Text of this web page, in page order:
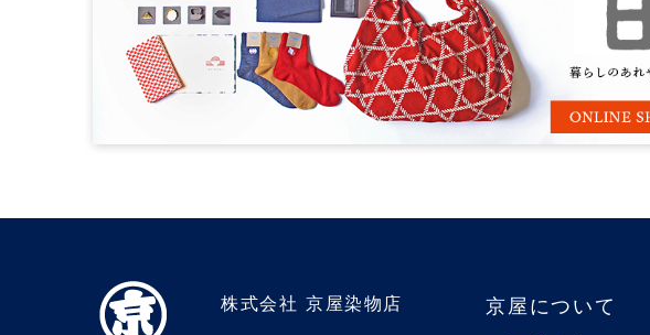
株式会社 京屋染物店 京屋について